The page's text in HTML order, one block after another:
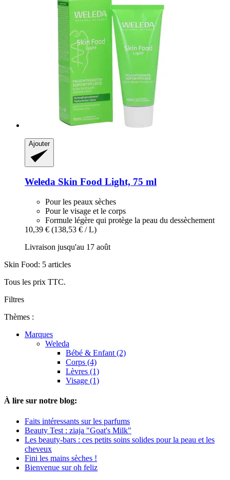
Ajouter
Weleda Skin Food Light, 75 ml
Pour les peaux sèches
Pour le visage et le corps
Formule légère qui protège la peau du dessèchement
10,39 € (138,53 € / L)
Livraison jusqu'au 17 août
Skin Food: 5 articles
Tous les prix TTC.
Filtres
Thèmes :
Marques
Weleda
Bébé & Enfant (2)
Corps (4)
Lèvres (1)
Visage (1)
À lire sur notre blog:
Faits intéressants sur les parfums
Beauty Test : ziaja "Goat's Milk"
Les beauty-bars : ces petits soins solides pour la peau et les
cheveux
Fini les mains sèches !
Bienvenue sur oh feliz